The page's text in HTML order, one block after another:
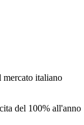
mercato italiano
del 100% all'anno